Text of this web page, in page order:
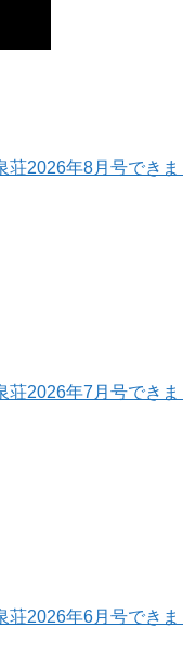
荘2026年8月号でき
荘2026年7月号でき
荘2026年6月号でき